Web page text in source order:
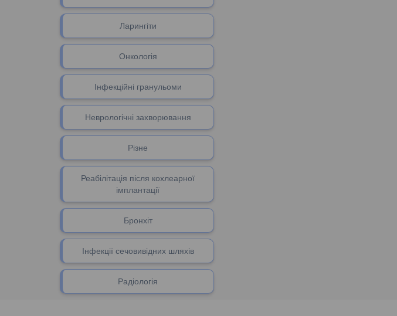
Ларингіти
Онкологія
Інфекційні гранульоми
Неврологічні захворювання
Різне
Реабілітація після кохлеарної
імплантації
Бронхіт
Інфекції сечовивідних шляхів
Радіологія